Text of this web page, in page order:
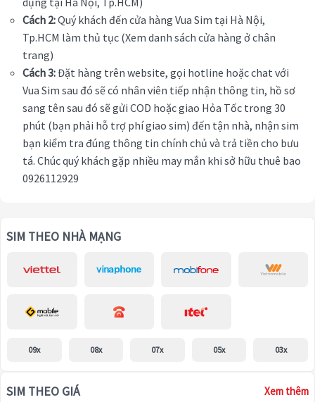
Cách 2:Quý khách đến cửa hàng Vua Sim tại Hà Nội,
Tp.HCM làm thủ tục (Xem danh sách cửa hàng ở chân
trang)
Cách 3:Đặt hàng trên website, gọi hotline hoặc chat với
Vua Sim sau đó sẽ có nhân viên tiếp nhận thông tin, hồ sơ
sang tên sau đó sẽ gửi COD hoặc giao Hỏa Tốc trong 30
phút (bạn phải hỗ trợ phí giao sim) đến tận nhà, nhận sim
bạn kiểm tra đúng thông tin chính chủ và trả tiền cho bưu
tá. Chúc quý khách gặp nhiều may mắn khi sở hữu thuê bao
0926112929
SIM THEO NHÀ MẠNG
09x 08x 07x 05x 03x
SIM THEO GIÁ Xem thêm